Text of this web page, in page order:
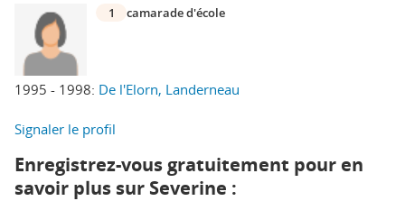
1995 - 1998: De l'Elorn, Landerneau
1 camarade d'école
Signaler le profil
Enregistrez-vous gratuitement pour en
savoir plus sur Severine :